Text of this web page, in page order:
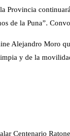
Provincia
de la Puna”.
Alejandro Moro
y de la
Centenario